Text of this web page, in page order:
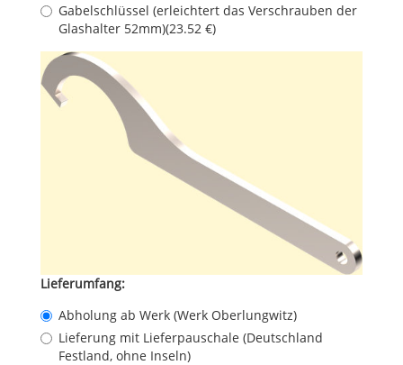
Gabelschlüssel (erleichtert das Verschrauben der
Glashalter 52mm)(23.52 €)
Lieferumfang:
Abholung ab Werk (Werk Oberlungwitz)
Lieferung mit Lieferpauschale (Deutschland
Festland, ohne Inseln)